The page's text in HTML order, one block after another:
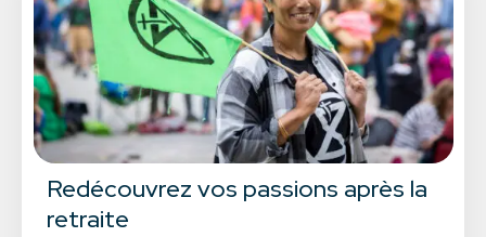
Redécouvrez vos passions après la
retraite